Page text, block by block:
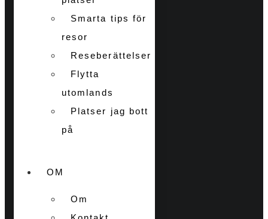
Smarta tips för
resor
Reseberättelser
Flytta
utomlands
Platser jag bott
på
OM
Om